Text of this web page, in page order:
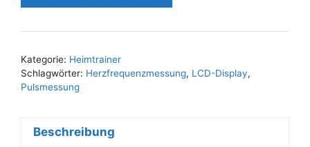
Kategorie: Heimtrainer
Schlagwörter: Herzfrequenzmessung, LCD-Display,
Pulsmessung
Beschreibung